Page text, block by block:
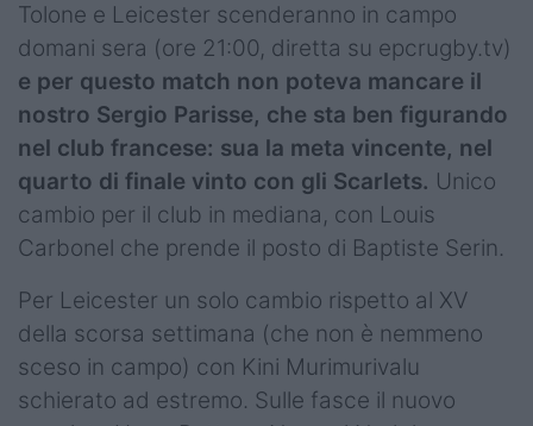
Tolone e Leicester scenderanno in campo
domani sera (ore 21:00, diretta su epcrugby.tv)
e per questo match non poteva mancare il
nostro Sergio Parisse, che sta ben figurando
nel club francese: sua la meta vincente, nel
quarto di finale vinto con gli Scarlets. Unico
cambio per il club in mediana, con Louis
Carbonel che prende il posto di Baptiste Serin.
Per Leicester un solo cambio rispetto al XV
della scorsa settimana (che non è nemmeno
sceso in campo) con Kini Murimurivalu
schierato ad estremo. Sulle fasce il nuovo